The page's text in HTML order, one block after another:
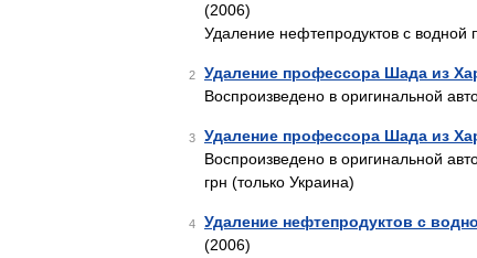
(2006)
Удаление нефтепродуктов с водной
2 Удаление профессора Шада из
Воспроизведено в оригинальной
3 Удаление профессора Шада из
Воспроизведено в оригинальной
грн (только Украина)
4 Удаление нефтепродуктов с
(2006)